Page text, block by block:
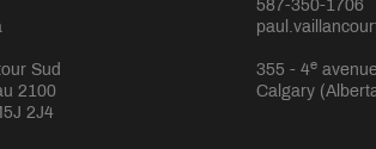
Sud
2100
2J4
587-350-1706
355 - 4e
Calgary